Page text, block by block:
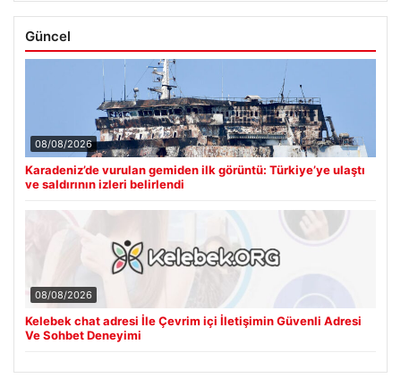
Güncel
08/08/2026
Karadeniz’de vurulan gemiden ilk görüntü: Türkiye’ye ulaştı
ve saldırının izleri belirlendi
08/08/2026
Kelebek chat adresi İle Çevrim içi İletişimin Güvenli Adresi
Ve Sohbet Deneyimi